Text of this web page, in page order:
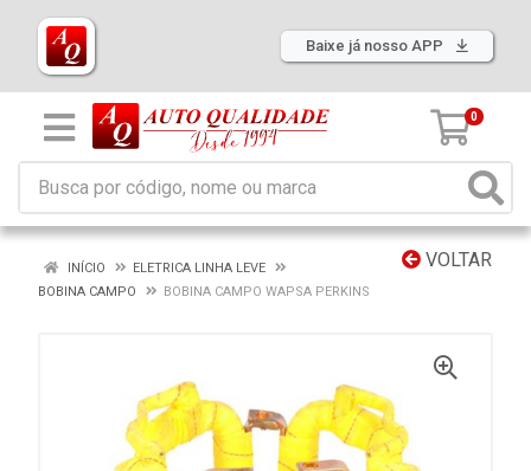
Baixe já nosso APP
0
VOLTAR
INÍCIO
ELETRICA LINHA LEVE
BOBINA CAMPO
BOBINA CAMPO WAPSA PERKINS